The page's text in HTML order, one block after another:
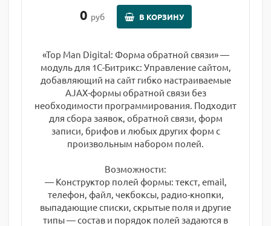
0 руб В КОРЗИНУ
«Top Man Digital: Форма обратной связи» —
модуль для 1С-Битрикс: Управление сайтом,
добавляющий на сайт гибко настраиваемые
AJAX-формы обратной связи без
необходимости программирования. Подходит
для сбора заявок, обратной связи, форм
записи, брифов и любых других форм с
произвольным набором полей.
Возможности:
— Конструктор полей формы: текст, email,
телефон, файл, чекбоксы, радио-кнопки,
выпадающие списки, скрытые поля и другие
типы — состав и порядок полей задаются в